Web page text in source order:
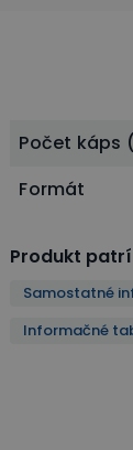
Počet káps
Formát
Produkt
Samostatné
Informačné